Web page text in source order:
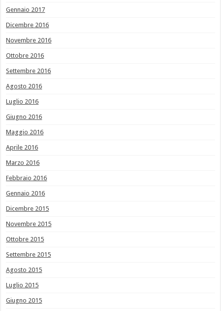
Gennaio 2017
Dicembre 2016
Novembre 2016
Ottobre 2016
Settembre 2016
Agosto 2016
Luglio 2016
Giugno 2016
Maggio 2016
Aprile 2016
Marzo 2016
Febbraio 2016
Gennaio 2016
Dicembre 2015
Novembre 2015
Ottobre 2015
Settembre 2015
Agosto 2015
Luglio 2015
Giugno 2015